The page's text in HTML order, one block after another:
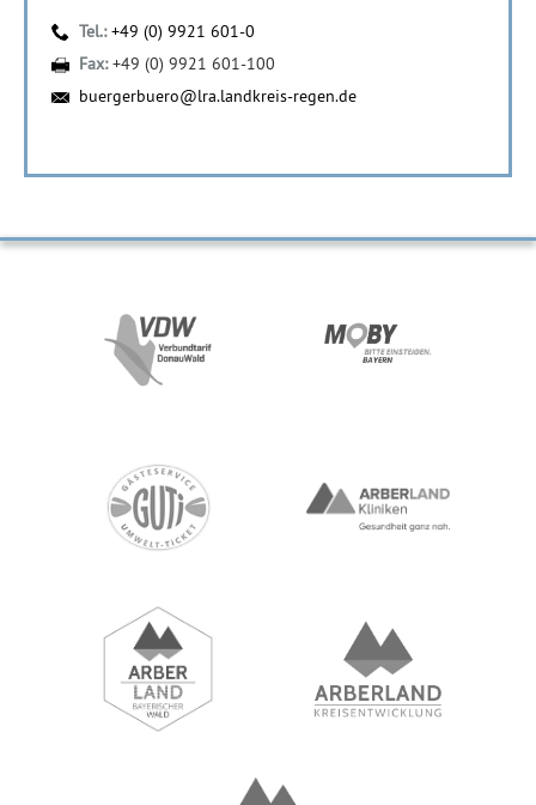
Tel.:+49 (0) 9921 601-0
Fax:+49 (0) 9921 601-100
buergerbuero@lra.landkreis-regen.de